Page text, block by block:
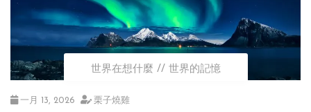
世界在想什麼 世界的記憶
一月 13, 2026 栗子燒雞